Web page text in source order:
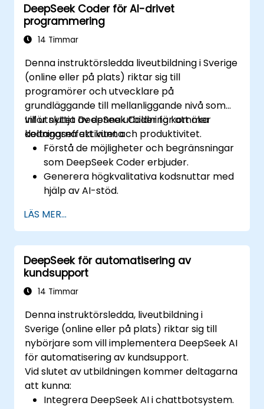
handlingsbara insikter med hjälp av AI.
Utveckla AI-drivna strategier för att
förbättra produktivitet och
DeepSeek Coder för AI-drivet
programmering
14 Timmar
Denna instruktörsledda liveutbildning i Sverige
(online eller på plats) riktar sig till
programörer och utvecklare på
grundläggande till mellanliggande nivå som
vill utnyttja DeepSeek Coder för att öka
kodningseffektivitet och produktivitet.
Inför slutet av denna utbildning kommer
deltagarna att kunna:
Förstå de möjligheter och begränsningar
som DeepSeek Coder erbjuder.
Generera högkvalitativa kodsnuttar med
hjälp av AI-stöd.
och optimering av kod.
Automatisera repetitiva
programmeringsuppgifter med hjälp av
AI-verktyg.
LÄS MER...
DeepSeek för automatisering av
kundsupport
14 Timmar
Denna instruktörsledda, liveutbildning i
Sverige (online eller på plats) riktar sig till
nybörjare som vill implementera DeepSeek AI
för automatisering av kundsupport.
Vid slutet av utbildningen kommer deltagarna
att kunna:
Integrera DeepSeek AI i chattbotsystem.